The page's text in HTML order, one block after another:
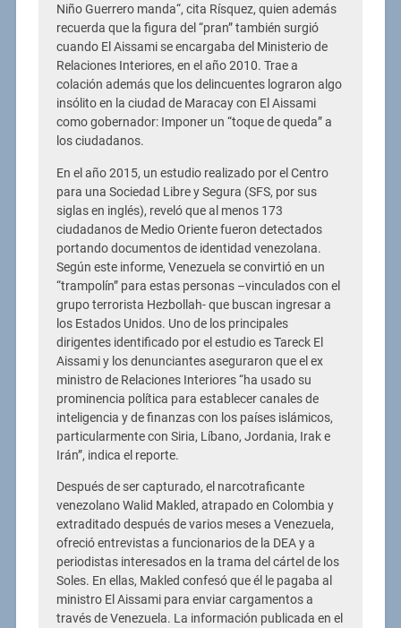
Niño Guerrero manda“, cita Rísquez, quien además
recuerda que la figura del “pran” también surgió
cuando El Aissami se encargaba del Ministerio de
Relaciones Interiores, en el año 2010. Trae a
colación además que los delincuentes lograron algo
insólito en la ciudad de Maracay con El Aissami
como gobernador: Imponer un “toque de queda” a
los ciudadanos.
En el año 2015, un estudio realizado por el Centro
para una Sociedad Libre y Segura (SFS, por sus
siglas en inglés), reveló que al menos 173
ciudadanos de Medio Oriente fueron detectados
portando documentos de identidad venezolana.
Según este informe, Venezuela se convirtió en un
“trampolín” para estas personas –vinculados con el
grupo terrorista Hezbollah- que buscan ingresar a
los Estados Unidos. Uno de los principales
dirigentes identificado por el estudio es Tareck El
Aissami y los denunciantes aseguraron que el ex
ministro de Relaciones Interiores “ha usado su
prominencia política para establecer canales de
inteligencia y de finanzas con los países islámicos,
particularmente con Siria, Líbano, Jordania, Irak e
Irán”, indica el reporte.
Después de ser capturado, el narcotraficante
venezolano Walid Makled, atrapado en Colombia y
extraditado después de varios meses a Venezuela,
ofreció entrevistas a funcionarios de la DEA y a
periodistas interesados en la trama del cártel de los
Soles. En ellas, Makled confesó que él le pagaba al
ministro El Aissami para enviar cargamentos a
través de Venezuela. La información publicada en el